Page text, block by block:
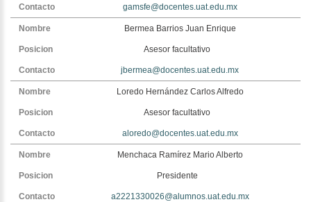
gamsfe@docentes.uat.edu.mx
Bermea Barrios Juan Enrique
Asesor facultativo
jbermea@docentes.uat.edu.mx
Loredo Hernández Carlos Alfredo
Asesor facultativo
aloredo@docentes.uat.edu.mx
Menchaca Ramírez Mario Alberto
Presidente
a2221330026@alumnos.uat.edu.mx